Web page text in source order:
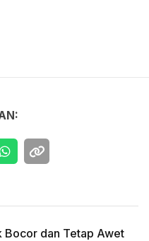
Bocor dan Tetap Awet